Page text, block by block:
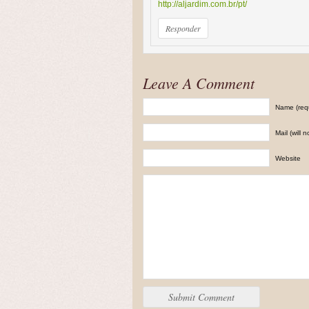
http://aljardim.com.br/pt/
Responder
Leave A Comment
Name
Mail (will
Website